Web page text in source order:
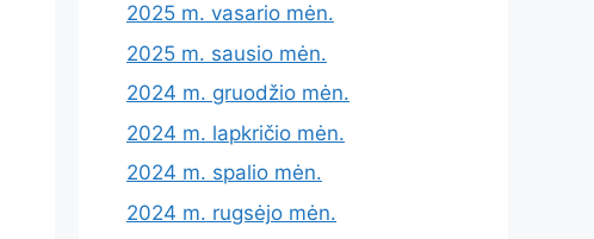
2025 m. vasario mėn.
2025 m. sausio mėn.
2024 m. gruodžio mėn.
2024 m. lapkričio mėn.
2024 m. spalio mėn.
2024 m. rugsėjo mėn.